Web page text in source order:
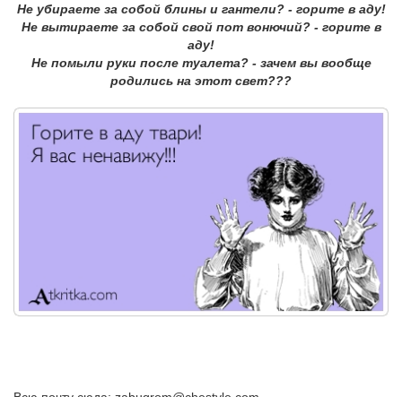
Не убираете за собой блины и гантели? - горите в аду!
Не вытираете за собой свой пот вонючий? - горите в
аду!
Не помыли руки после туалета? - зачем вы вообще
родились на этот свет???